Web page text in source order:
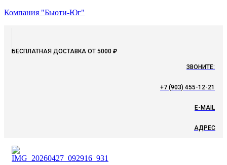
Компания "Бьюти-Юг"
БЕСПЛАТНАЯ ДОСТАВКА ОТ 5000 ₽
ЗВОНИТЕ:
+7 (903) 455-12-21
E-MAIL
АДРЕС